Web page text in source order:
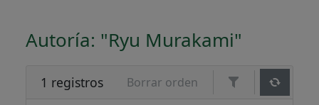
Autoría: "Ryu Murakami"
1 registros Borrar orden